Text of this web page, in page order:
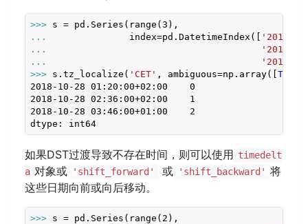
>>> s = pd.Series(range(3
...
              index=pd.DatetimeIndex([
'2018-
...
'2018-
...
'2018-
>>> s.tz_localize( 'CET' , ambiguous=np.array([True
2018 -10 -28 01 : 20 : 00+02 : 00
0
2018 -10 -28 02 : 36 : 00+02 : 00
1
2018 -10 -28 03 : 46 : 00+01 : 00
2
dtype: int64
如果DST过渡导致不存在时间，则可以使用 timedelt
a 对象或 'shift_forward' 或 'shift_backward' 将
这些日期向前或向后移动。
>>> s = pd.Series(range( 2